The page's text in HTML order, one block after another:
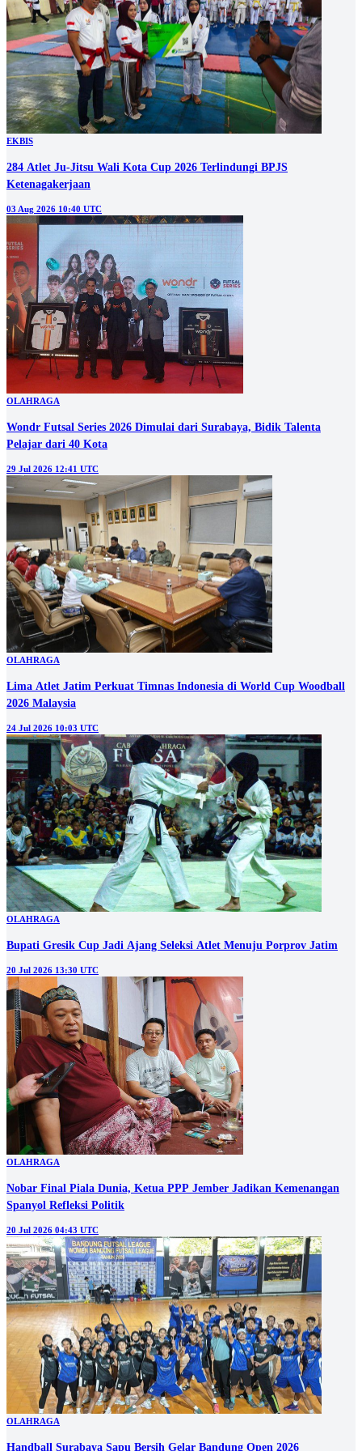
EKBIS
284 Atlet Ju-Jitsu Wali Kota Cup 2026 Terlindungi BPJS
Ketenagakerjaan
03 Aug 2026 10:40 UTC
OLAHRAGA
Wondr Futsal Series 2026 Dimulai dari Surabaya, Bidik Talenta
Pelajar dari 40 Kota
29 Jul 2026 12:41 UTC
OLAHRAGA
Lima Atlet Jatim Perkuat Timnas Indonesia di World Cup Woodball
2026 Malaysia
24 Jul 2026 10:03 UTC
OLAHRAGA
Bupati Gresik Cup Jadi Ajang Seleksi Atlet Menuju Porprov Jatim
20 Jul 2026 13:30 UTC
OLAHRAGA
Nobar Final Piala Dunia, Ketua PPP Jember Jadikan Kemenangan
Spanyol Refleksi Politik
20 Jul 2026 04:43 UTC
OLAHRAGA
Handball Surabaya Sapu Bersih Gelar Bandung Open 2026